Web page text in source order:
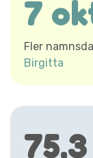
7
Fler
Birgitta